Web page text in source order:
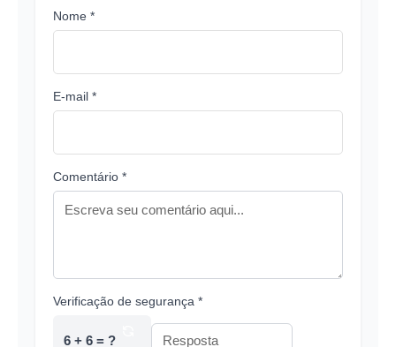
Nome *
E-mail *
Comentário *
Verificação de segurança *
6 + 6 = ?